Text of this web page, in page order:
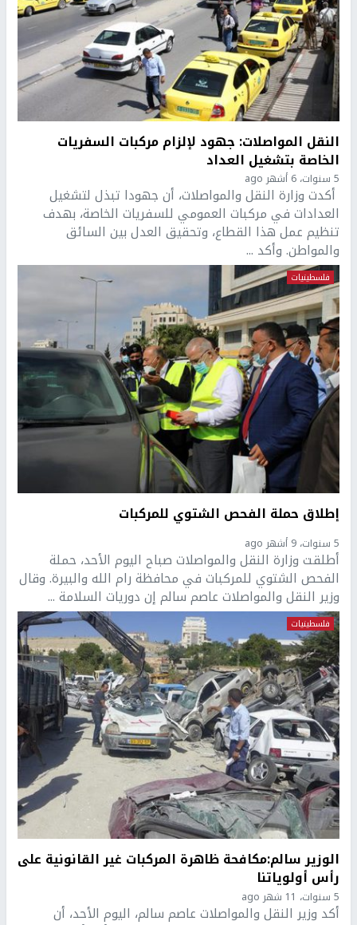
النقل المواصلات: جهود لإلزام مركبات السفريات
الخاصة بتشغيل العداد
5 سنوات، 6 أشهر ago
أكدت وزارة النقل والمواصلات، أن جهودا تبذل لتشغيل
العدادات في مركبات العمومي للسفريات الخاصة، بهدف
تنظيم عمل هذا القطاع، وتحقيق العدل بين السائق
والمواطن. وأكد ...
فلسطينيات
إطلاق حملة الفحص الشتوي للمركبات
5 سنوات، 9 أشهر ago
أطلقت وزارة النقل والمواصلات صباح اليوم الأحد، حملة
الفحص الشتوي للمركبات في محافظة رام الله والبيرة. وقال
وزير النقل والمواصلات عاصم سالم إن دوريات السلامة ...
فلسطينيات
الوزير سالم:مكافحة ظاهرة المركبات غير القانونية على
رأس أولوياتنا
5 سنوات، 11 شهر ago
أكد وزير النقل والمواصلات عاصم سالم، اليوم الأحد، أن